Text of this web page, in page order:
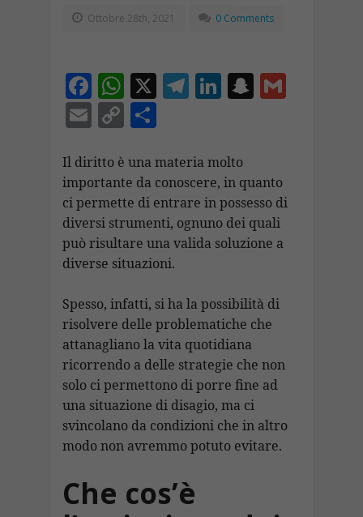
Ottobre 28th, 2021 0 Comments
F
ac
e
b
o
o
k
W
h
at
s
A
p
p
X T
gr
a
m
Li
e
dI
n
S
c
h
at
G
E
ai
l
C
p
y
Li
n
k
C
n
di
vi
di
Il diritto è una materia molto
importante da conoscere, in quanto
ci permette di entrare in possesso di
diversi strumenti, ognuno dei quali
può risultare una valida soluzione a
diverse situazioni.
Spesso, infatti, si ha la possibilità di
risolvere delle problematiche che
attanagliano la vita quotidiana
ricorrendo a delle strategie che non
solo ci permettono di porre fine ad
una situazione di disagio, ma ci
svincolano da condizioni che in altro
modo non avremmo potuto evitare.
Che cos’è